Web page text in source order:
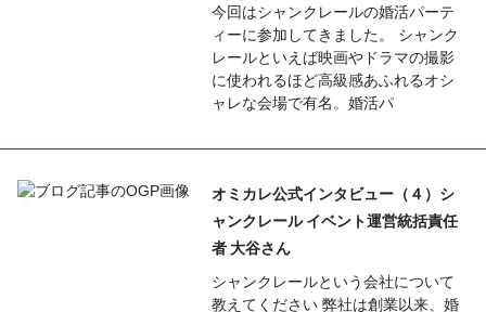
今回はシャンクレールの婚活パーテ
ィーに参加してきました。 シャンク
レールといえば映画やドラマの撮影
に使われるほど高級感あふれるオシ
ャレな会場で有名。婚活パ
オミカレ公式インタビュー（４）シ
ャンクレール イベント運営統括責任
者 大谷さん
シャンクレールという会社について
教えてください 弊社は創業以来、婚